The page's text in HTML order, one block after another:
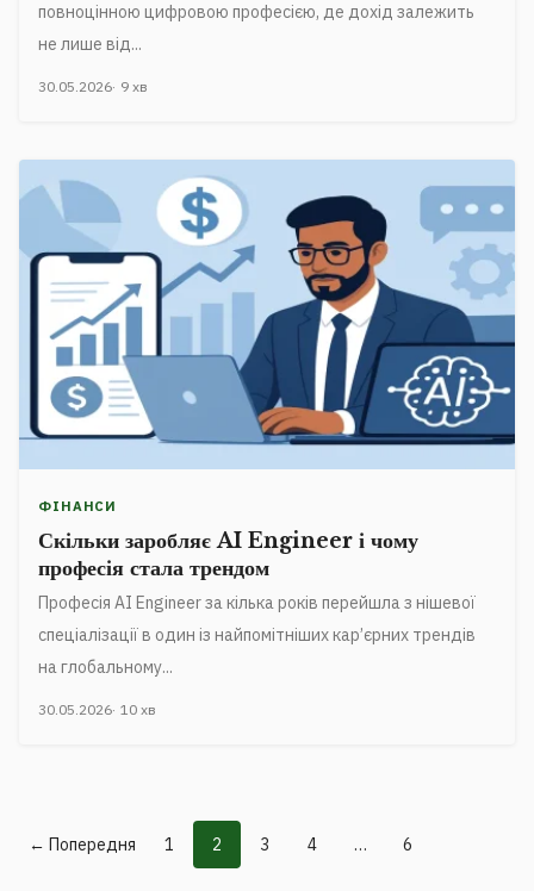
повноцінною цифровою професією, де дохід залежить
не лише від...
30.05.2026 9 хв
ФІНАНСИ
Скільки заробляє AI Engineer і чому
професія стала трендом
Професія AI Engineer за кілька років перейшла з нішевої
спеціалізації в один із найпомітніших кар’єрних трендів
на глобальному...
30.05.2026 10 хв
← Попередня 1 2 3 4 … 6